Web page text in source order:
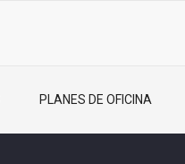
PLANES DE OFICINA